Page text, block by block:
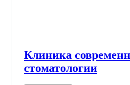
Клиника
стоматологии